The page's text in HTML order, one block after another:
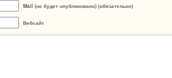
Mail (не будет опубликовано) (обязательно)
Вебсайт